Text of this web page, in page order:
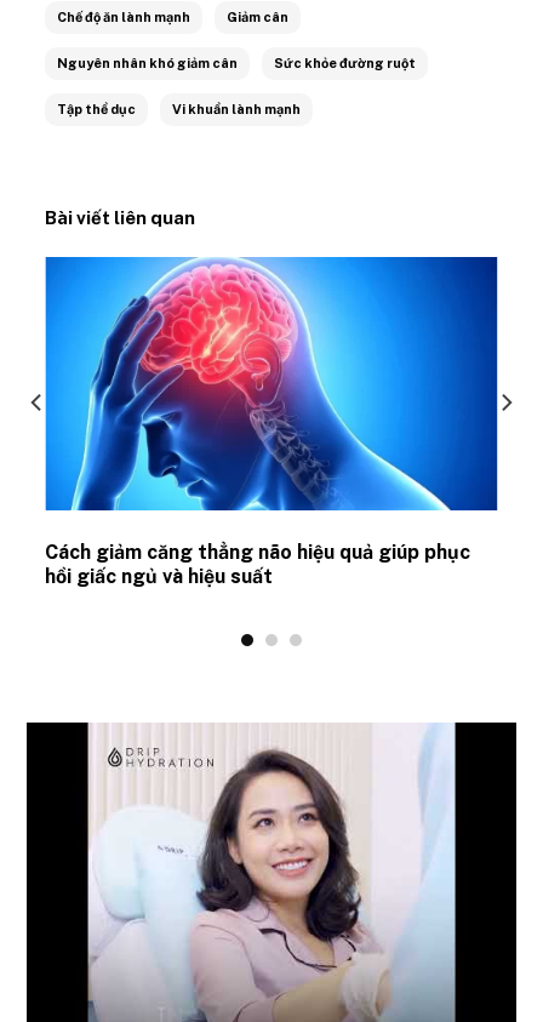
Chế độ ăn lành mạnh Giảm cân
Nguyên nhân khó giảm cân Sức khỏe đường ruột
Tập thể dục Vi khuẩn lành mạnh
Bài viết liên quan
Cách giảm căng thẳng não hiệu quả giúp phục
hồi giấc ngủ và hiệu suất